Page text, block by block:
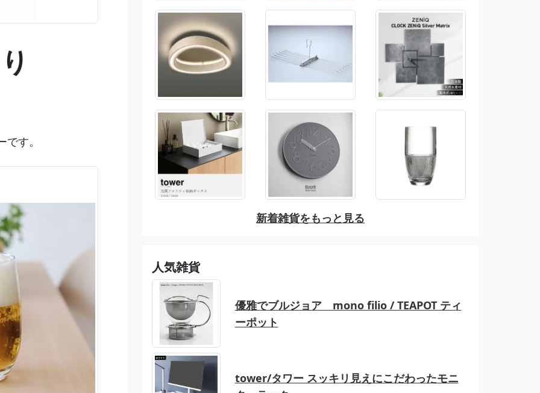
す。
新着雑貨をもっと見る
人気雑貨
優雅でブルジョア mono filio / TEAPOT ティ
ーポット
tower/タワー スッキリ見えにこだわったモニ